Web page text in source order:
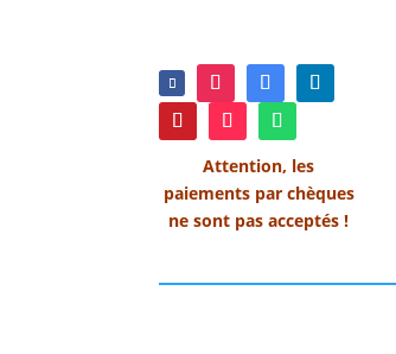
Attention, les
paiements par chèques
ne sont pas acceptés !